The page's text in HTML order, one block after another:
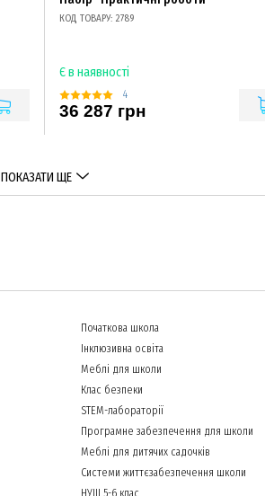
КОД ТОВАРУ: 2789
Є в наявності
4
36 287 грн
ПОКАЗАТИ ЩЕ
Початкова школа
Інклюзивна освіта
Меблі для школи
Клас безпеки
STEM-лабораторії
Програмне забезпечення для школи
Меблі для дитячих садочків
Системи життєзабезпечення школи